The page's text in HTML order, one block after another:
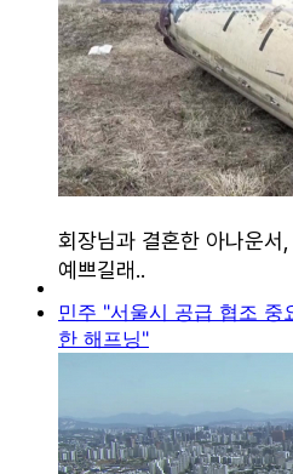
민주 "서울시 공급 협조
한 해프닝"